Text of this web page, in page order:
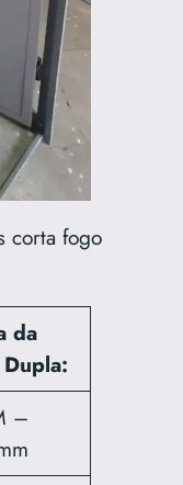
corta fogo
da
–